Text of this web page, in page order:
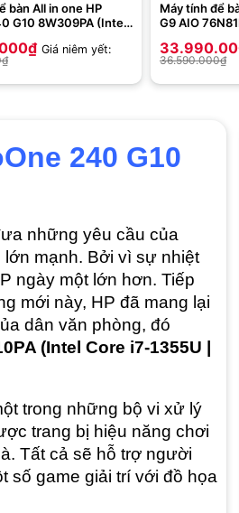
bàn All in one HP
G10 8W309PA (Intel
| 23.8 inch FHD | Win
₫ Giá niêm yết:
₫
Máy tính để
G9 AIO
3050Ti 4GB |
36.590.000₫
240 G10
những yêu cầu của
mạnh. Bởi vì sự nhiệt
ngày một lớn hơn. Tiếp
mới này, HP đã mang lại
dân văn phòng, đó
(Intel Core i7-1355U |
trong những bộ vi xử lý
trang bị hiệu năng chơi
Tất cả sẽ hỗ trợ người
số game giải trí với đồ họa